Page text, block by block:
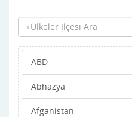
ABD
Abhazya
Afganistan